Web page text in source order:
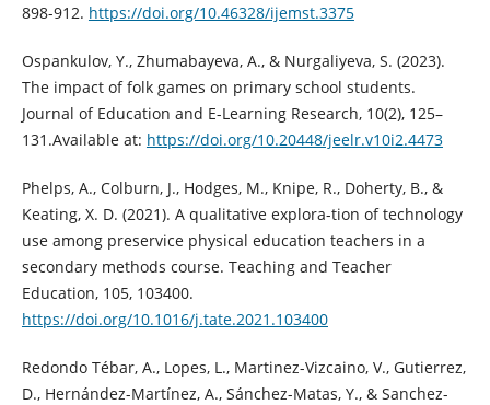
898-912. https://doi.org/10.46328/ijemst.3375
Ospankulov, Y., Zhumabayeva, A., & Nurgaliyeva, S. (2023).
The impact of folk games on primary school students.
Journal of Education and E-Learning Research, 10(2), 125–
131.Available at: https://doi.org/10.20448/jeelr.v10i2.4473
Phelps, A., Colburn, J., Hodges, M., Knipe, R., Doherty, B., &
Keating, X. D. (2021). A qualitative explora-tion of technology
use among preservice physical education teachers in a
secondary methods course. Teaching and Teacher
Education, 105, 103400.
https://doi.org/10.1016/j.tate.2021.103400
Redondo Tébar, A., Lopes, L., Martinez-Vizcaino, V., Gutierrez,
D., Hernández-Martínez, A., Sánchez-Matas, Y., & Sanchez-